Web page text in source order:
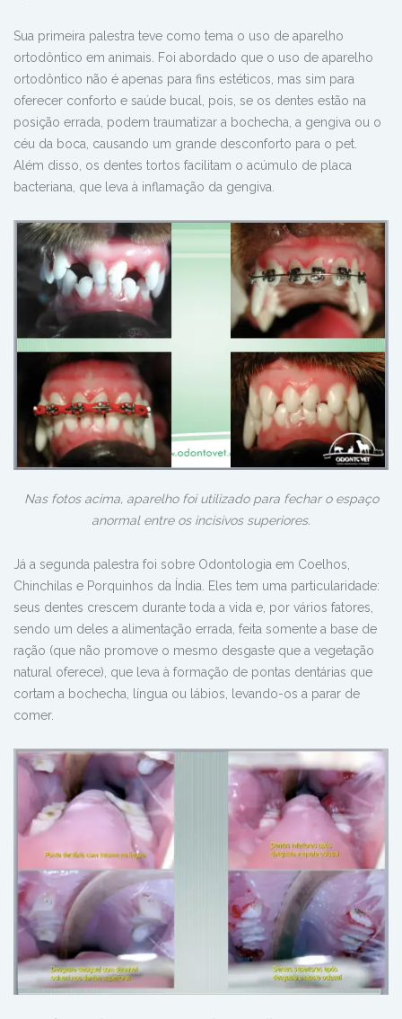
Sua primeira palestra teve como tema o uso de aparelho
ortodôntico em animais. Foi abordado que o uso de aparelho
ortodôntico não é apenas para fins estéticos, mas sim para
oferecer conforto e saúde bucal, pois, se os dentes estão na
posição errada, podem traumatizar a bochecha, a gengiva ou o
céu da boca, causando um grande desconforto para o pet.
Além disso, os dentes tortos facilitam o acúmulo de placa
bacteriana, que leva à inflamação da gengiva.
Nas fotos acima, aparelho foi utilizado para fechar o espaço
anormal entre os incisivos superiores.
Já a segunda palestra foi sobre Odontologia em Coelhos,
Chinchilas e Porquinhos da Índia. Eles tem uma particularidade:
seus dentes crescem durante toda a vida e, por vários fatores,
sendo um deles a alimentação errada, feita somente a base de
ração (que não promove o mesmo desgaste que a vegetação
natural oferece), que leva à formação de pontas dentárias que
cortam a bochecha, língua ou lábios, levando-os a parar de
comer.